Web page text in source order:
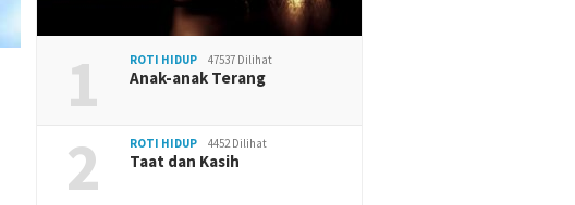
1 ROTI HIDUP 47537 Dilihat
Anak-anak Terang
2 ROTI HIDUP 4452 Dilihat
Taat dan Kasih